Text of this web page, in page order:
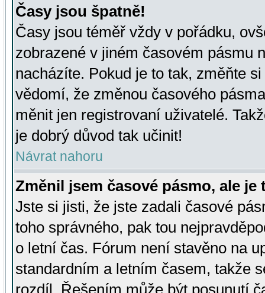
Časy jsou špatně!
Časy jsou téměř vždy v pořádku,
zobrazené v jiném časovém pásmu
nacházíte. Pokud je to tak, změňte
vědomí, že změnou časového
měnit jen registrovaní uživatelé.
je dobrý důvod tak učinit!
Návrat nahoru
Změnil jsem časové pásmo, ale je
Jste si jisti, že jste zadali časové
toho správného, pak tou
o letní čas. Fórum není stavěno na
standardním a letním časem, takže
rozdíl. Řešením může být posunutí